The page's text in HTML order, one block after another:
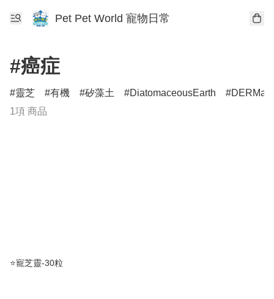
Pet Pet World 寵物日常
#癌症
靈芝 有機 矽藻土 DiatomaceousEarth
1項 商品
⭐️寵芝靈-30粒